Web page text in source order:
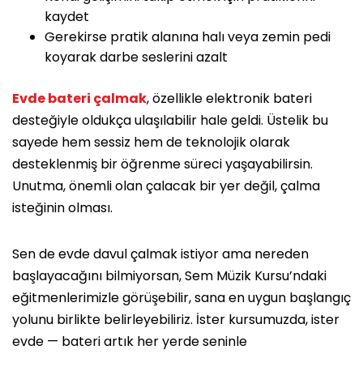
kaydet
Gerekirse pratik alanına halı veya zemin pedi
koyarak darbe seslerini azalt
Evde bateri çalmak, özellikle elektronik bateri
desteğiyle oldukça ulaşılabilir hale geldi. Üstelik bu
sayede hem sessiz hem de teknolojik olarak
desteklenmiş bir öğrenme süreci yaşayabilirsin.
Unutma, önemli olan çalacak bir yer değil, çalma
isteğinin olması.
Sen de evde davul çalmak istiyor ama nereden
başlayacağını bilmiyorsan, Sem Müzik Kursu’ndaki
eğitmenlerimizle görüşebilir, sana en uygun başlangıç
yolunu birlikte belirleyebiliriz. İster kursumuzda, ister
evde — bateri artık her yerde seninle